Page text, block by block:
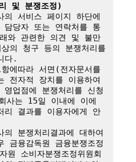
및 분쟁조정)
서비스 페이지 하단에
담당자 또는 연락처를 통
와 관련한 의견 및 불만
의 청구 등의 분쟁처리를
다.
에따라 서면(전자문서를
전자적 장치를 이용하여
영업점에 분쟁처리를 신청
사는 15일 이내에 이에
리 결과를 이용자에게 안
분쟁처리결과에 대하여
금융감독원 금융분쟁조정
원 소비자분쟁조정위원회